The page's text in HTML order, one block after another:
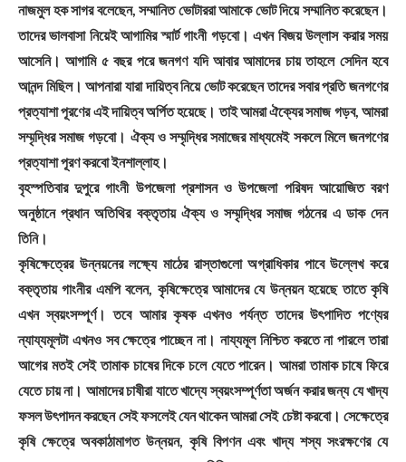
নাজমুল হক সাগর বলেছেন, সম্মানিত ভোটাররা আমাকে ভোট দিয়ে সম্মানিত করেছেন।
তাদের ভালবাসা নিয়েই আগামির স্মার্ট গাংনী গড়বো। এখন বিজয় উল্লাস করার সময়
আসেনি। আগামি ৫ বছর পরে জনগণ যদি আবার আমাদের চায় তাহলে সেদিন হবে
আনন্দ মিছিল। আপনারা যারা দায়িত্ব নিয়ে ভোট করেছেন তাদের সবার প্রতি জনগণের
প্রত্যাশা পূরণের এই দায়িত্ব অর্পিত হয়েছে। তাই আমরা ঐক্যের সমাজ গড়ব, আমরা
সম্মৃদ্ধির সমাজ গড়বো। ঐক্য ও সম্মৃদ্ধির সমাজের মাধ্যমেই সকলে মিলে জনগণের
প্রত্যাশা পূরণ করবো ইনশাল্লাহ।
বৃহস্পতিবার দুপুরে গাংনী উপজেলা প্রশাসন ও উপজেলা পরিষদ আয়োজিত বরণ
অনুষ্ঠানে প্রধান অতিথির বক্তৃতায় ঐক্য ও সম্মৃদ্ধির সমাজ গঠনের এ ডাক দেন
তিনি।
কৃষিক্ষেত্রের উন্নয়নের লক্ষ্যে মাঠের রাস্তাগুলো অগ্রাধিকার পাবে উল্লেখ করে
বক্তৃতায় গাংনীর এমপি বলেন, কৃষিক্ষেত্রে আমাদের যে উন্নয়ন হয়েছে তাতে কৃষি
এখন স্বয়ংসম্পূর্ণ। তবে আমার কৃষক এখনও পর্যন্ত তাদের উৎপাদিত পণ্যের
ন্যায্যমূলটা এখনও সব ক্ষেত্রে পাচ্ছেন না। নায্যমূল নিশ্চিত করতে না পারলে তারা
আগের মতই সেই তামাক চাষের দিকে চলে যেতে পারেন। আমরা তামাক চাষে ফিরে
যেতে চায় না। আমাদের চাষীরা যাতে খাদ্যে স্বয়ংসম্পূর্ণতা অর্জন করার জন্য যে খাদ্য
ফসল উৎপাদন করছেন সেই ফসলেই যেন থাকেন আমরা সেই চেষ্টা করবো। সেক্ষেত্রে
কৃষি ক্ষেত্রে অবকাঠামাগত উন্নয়ন, কৃষি বিপণন এবং খাদ্য শস্য সংরক্ষণের যে